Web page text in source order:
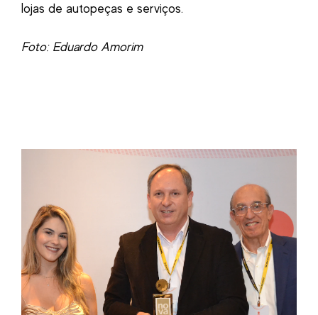
lojas de autopeças e serviços.
Foto: Eduardo Amorim